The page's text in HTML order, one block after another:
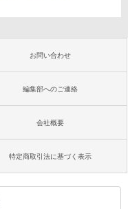
お問い合わせ
編集部へのご連絡
会社概要
特定商取引法に基づく表示